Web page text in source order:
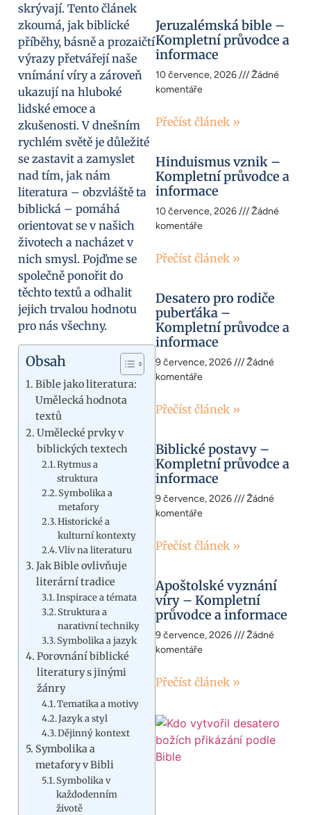
skrývají. Tento článek
zkoumá, jak biblické
příběhy, básně a prozaičtí
výrazy přetvářejí naše
vnímání víry a zároveň
ukazují na hluboké
lidské emoce a
zkušenosti. V dnešním
rychlém světě je důležité
se zastavit a zamyslet
nad tím, jak nám
literatura – obzvláště ta
biblická – pomáhá
orientovat se v našich
životech a nacházet v
nich smysl. Pojďme se
společně ponořit do
těchto textů a odhalit
jejich trvalou hodnotu
pro nás všechny.
Obsah
Bible jako literatura:
Umělecká hodnota
textů
Umělecké prvky v
biblických textech
Rytmus a
struktura
Symbolika a
metafory
Historické a
kulturní kontexty
Vliv na literaturu
Jak Bible ovlivňuje
literární tradice
Inspirace a témata
Struktura a
narativní techniky
Symbolika a jazyk
Porovnání biblické
literatury s jinými
žánry
Tematika a motivy
Jazyk a styl
Dějinný kontext
Symbolika a
metafory v Bibli
Symbolika v
každodenním
životě
Jeruzalémská bible –
Kompletní průvodce a
informace
10 července, 2026
Žádné
komentáře
Přečíst článek »
Hinduismus vznik –
Kompletní průvodce a
informace
10 července, 2026
Žádné
komentáře
Přečíst článek »
Desatero pro rodiče
puberťáka –
Kompletní průvodce a
informace
9 července, 2026
Žádné
komentáře
Přečíst článek »
Biblické postavy –
Kompletní průvodce a
informace
9 července, 2026
Žádné
komentáře
Přečíst článek »
Apoštolské vyznání
víry – Kompletní
průvodce a informace
9 července, 2026
Žádné
komentáře
Přečíst článek »